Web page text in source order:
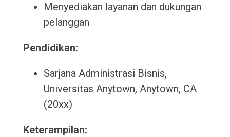
Menyediakan layanan dan dukungan
pelanggan
Pendidikan:
Sarjana Administrasi Bisnis,
Universitas Anytown, Anytown, CA
(20xx)
Keterampilan: